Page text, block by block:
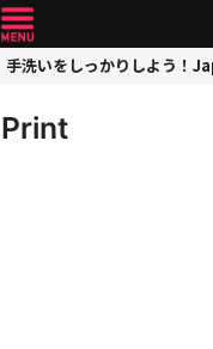
手洗いをしっかりしよう！
Print